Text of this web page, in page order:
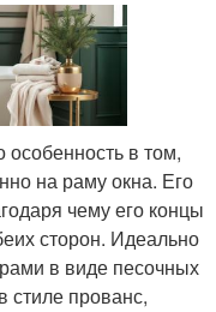
в том,
на раму окна. Его
чему его концы
сторон. Идеально
в виде песочных
стиле прованс,